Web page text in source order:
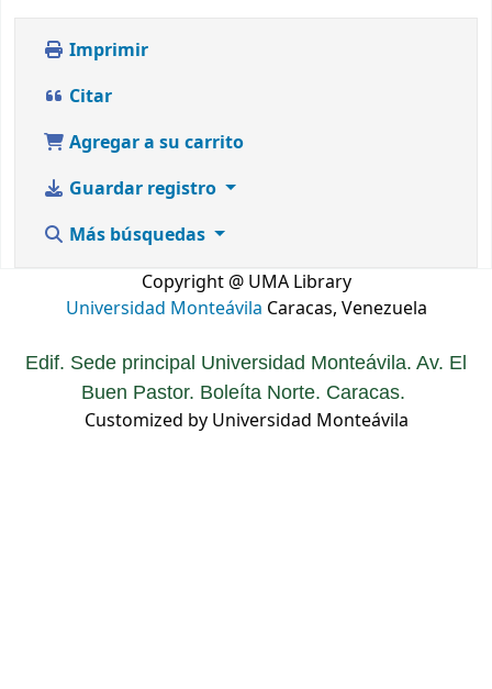
Imprimir
Citar
Agregar a su carrito
Guardar registro
Más búsquedas
Copyright @ UMA Library
Universidad Monteávila Caracas, Venezuela
Edif. Sede principal Universidad Monteávila. Av. El
Buen Pastor. Boleíta Norte. Caracas.
Customized by Universidad Monteávila